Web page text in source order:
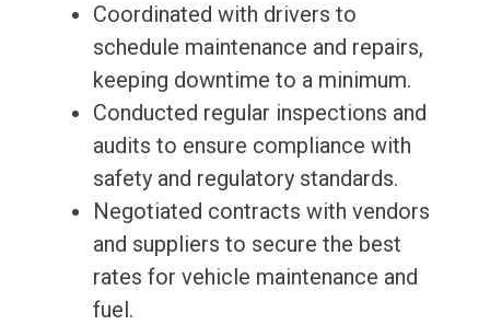
Coordinated with drivers to
schedule maintenance and repairs,
keeping downtime to a minimum.
Conducted regular inspections and
audits to ensure compliance with
safety and regulatory standards.
Negotiated contracts with vendors
and suppliers to secure the best
rates for vehicle maintenance and
fuel.